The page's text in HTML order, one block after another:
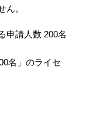
ん。
申請人数 200名
名」のライセ